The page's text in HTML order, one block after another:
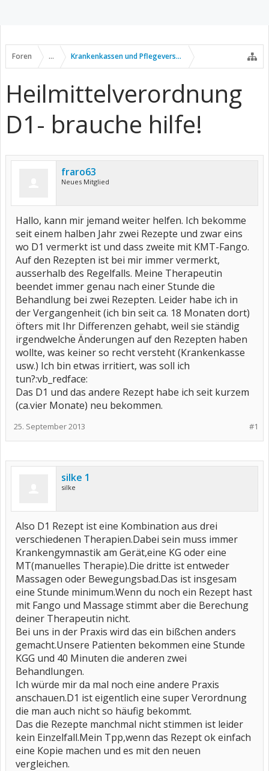
Foren ... Krankenkassen und Pflegeversicherung
Heilmittelverordnung
D1- brauche hilfe!
fraro63
Neues Mitglied
Hallo, kann mir jemand weiter helfen. Ich bekomme
seit einem halben Jahr zwei Rezepte und zwar eins
wo D1 vermerkt ist und dass zweite mit KMT-Fango.
Auf den Rezepten ist bei mir immer vermerkt,
ausserhalb des Regelfalls. Meine Therapeutin
beendet immer genau nach einer Stunde die
Behandlung bei zwei Rezepten. Leider habe ich in
der Vergangenheit (ich bin seit ca. 18 Monaten dort)
öfters mit Ihr Differenzen gehabt, weil sie ständig
irgendwelche Änderungen auf den Rezepten haben
wollte, was keiner so recht versteht (Krankenkasse
usw.) Ich bin etwas irritiert, was soll ich
tun?:vb_redface:
Das D1 und das andere Rezept habe ich seit kurzem
(ca.vier Monate) neu bekommen.
#1
25. September 2013
silke 1
silke
Also D1 Rezept ist eine Kombination aus drei
verschiedenen Therapien.Dabei sein muss immer
Krankengymnastik am Gerät,eine KG oder eine
MT(manuelles Therapie).Die dritte ist entweder
Massagen oder Bewegungsbad.Das ist insgesam
eine Stunde minimum.Wenn du noch ein Rezept hast
mit Fango und Massage stimmt aber die Berechung
deiner Therapeutin nicht.
Bei uns in der Praxis wird das ein bißchen anders
gemacht.Unsere Patienten bekommen eine Stunde
KGG und 40 Minuten die anderen zwei
Behandlungen.
Ich würde mir da mal noch eine andere Praxis
anschauen.D1 ist eigentlich eine super Verordnung
die man auch nicht so häufig bekommt.
Das die Rezepte manchmal nicht stimmen ist leider
kein Einzelfall.Mein Tpp,wenn das Rezept ok einfach
eine Kopie machen und es mit den neuen
vergleichen.